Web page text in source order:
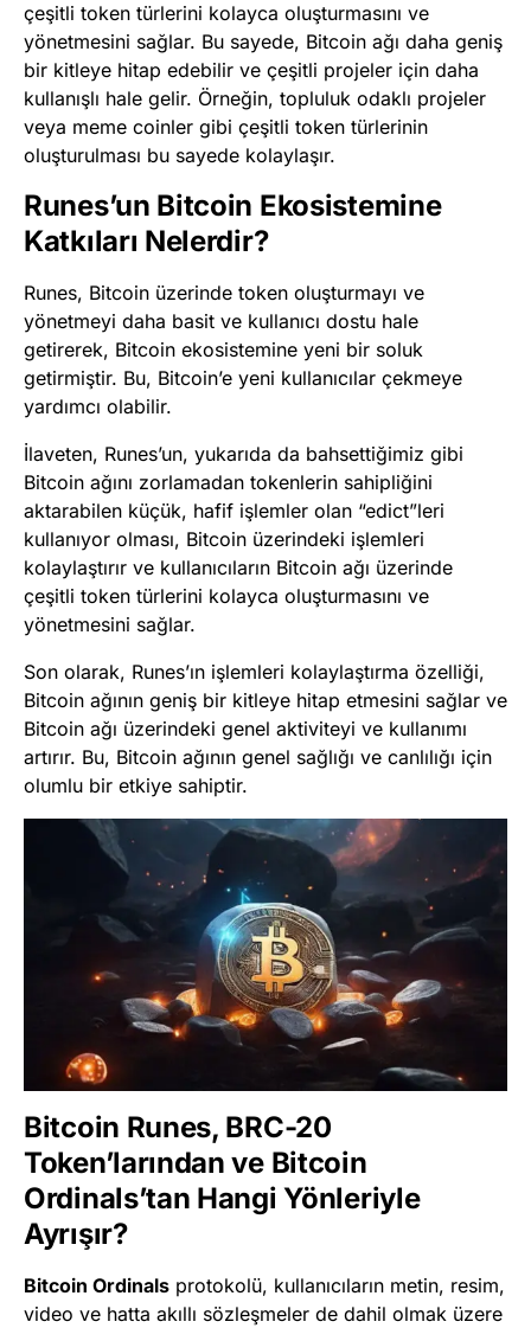
çeşitli token türlerini kolayca oluşturmasını ve
yönetmesini sağlar. Bu sayede, Bitcoin ağı daha geniş
bir kitleye hitap edebilir ve çeşitli projeler için daha
kullanışlı hale gelir. Örneğin, topluluk odaklı projeler
veya meme coinler gibi çeşitli token türlerinin
oluşturulması bu sayede kolaylaşır.
Runes’un Bitcoin Ekosistemine
Katkıları Nelerdir?
Runes, Bitcoin üzerinde token oluşturmayı ve
yönetmeyi daha basit ve kullanıcı dostu hale
getirerek, Bitcoin ekosistemine yeni bir soluk
getirmiştir. Bu, Bitcoin’e yeni kullanıcılar çekmeye
yardımcı olabilir.
İlaveten, Runes’un, yukarıda da bahsettiğimiz gibi
Bitcoin ağını zorlamadan tokenlerin sahipliğini
aktarabilen küçük, hafif işlemler olan “edict”leri
kullanıyor olması, Bitcoin üzerindeki işlemleri
kolaylaştırır ve kullanıcıların Bitcoin ağı üzerinde
çeşitli token türlerini kolayca oluşturmasını ve
yönetmesini sağlar.
Son olarak, Runes’ın işlemleri kolaylaştırma özelliği,
Bitcoin ağının geniş bir kitleye hitap etmesini sağlar ve
Bitcoin ağı üzerindeki genel aktiviteyi ve kullanımı
artırır. Bu, Bitcoin ağının genel sağlığı ve canlılığı için
olumlu bir etkiye sahiptir.
Bitcoin Runes, BRC-20
Token’larından ve Bitcoin
Ordinals’tan Hangi Yönleriyle
Ayrışır?
Bitcoin Ordinals protokolü, kullanıcıların metin, resim,
video ve hatta akıllı sözleşmeler de dahil olmak üzere